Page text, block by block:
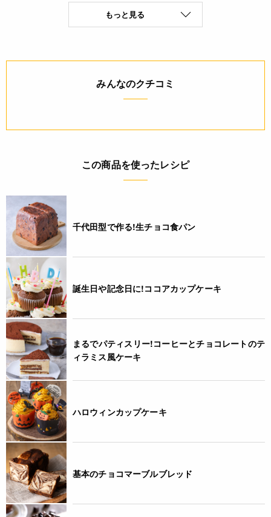
※製造日を起点とした期限です。
アレルギー
なし(特定原材料8品目)
コンタミネーション
* 本品加工所では、小麦・乳成分・卵・そば・落花生・えび・
かに・くるみ・カシューナッツを含む食品も扱っています。
(特定原材料9品目中)
栄養成分表示
(100g当たり) エネルギー 460kcal たんぱく質 23.0g 脂質
22.8g 炭水化物 40.7g 食塩相当量 0.04g *この表示値は、目
安です。
注意事項
◆商品の在庫・販売状況について◆
・諸事情により、予告なく販売終了になる場合がございます。
予めご了承ください。
・当サイトに掲載されている商品は、ご購入可能な状態にあっ
ても必ずしも在庫を保証するものではありません。予めご了承
ください。
もっと見る
みんなのクチコミ
この商品を使ったレシピ
千代田型で作る!生チョコ食パン
誕生日や記念日に!ココアカップケーキ
まるでパティスリー!コーヒーとチョコレートのテ
ィラミス風ケーキ
ハロウィンカップケーキ
基本のチョコマーブルブレッド